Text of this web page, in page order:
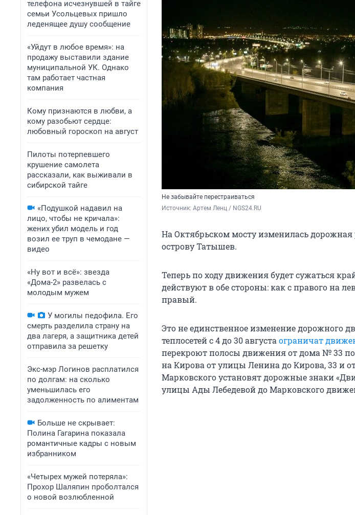
телефона исчезнувшей в тайге
семьи Усольцевых пришло
леденящее душу сообщение
«Уйдут в любое время»: на
продажу выставили здание
муниципальной УК. Однако
там работает частная
компания
Кому признаются в любви, а
кому разобьют сердце:
любовный гороскоп на август
Пилоты потерпевшего
крушение самолета
рассказали, как выживали в
сибирской тайге
«Подушкой надавил на
лицо, чтобы не кричала»:
жених убил модель и год
возил ее труп в чемодане —
видео
«Ну вот и всё»: звезда
«Дома-2» развелась с
молодым мужем
У могилы педофила. Его
смерть разделила страну на
два лагеря, а защитника детей
отправила за решетку
Экс-мэр Логинов расплатился
по долгам: на сколько
уменьшилась его
задолженность по алиментам
Больше не скрывает:
Полина Гагарина показала
романтичные кадры с новым
избранником
«Четырех мужей потеряла»:
Прохор Шаляпин проболтался
о новой возлюбленной
Не забывайте перестраиваться
Источник: Артем Ленц / NGS24.RU
На Октябрьском мосту изменилась дорожная
острову Татышев.
Теперь по ходу движения будет сужаться
действуют в обе стороны: как с правого на
правый.
Это не единственное изменение дорожного
теплосетей с 4 до 30 августа ограничат
перекроют полосы движения от дома № 33
на Кирова от улицы Ленина до Кирова, 33 и
Марковского установят дорожные знаки
улицы Ады Лебедевой до Марковского